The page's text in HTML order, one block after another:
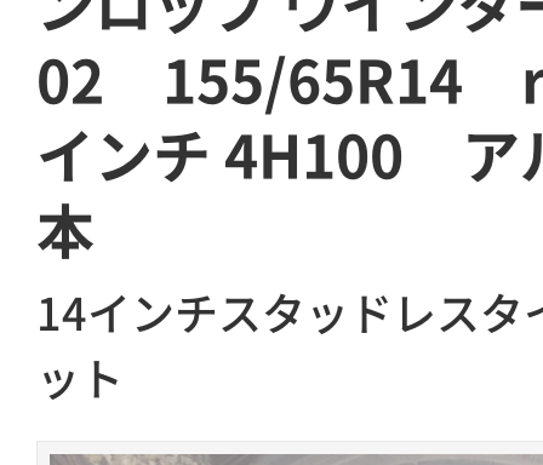
02 155/65R14
インチ 4H100 ア
本
14インチスタッドレスタ
ット